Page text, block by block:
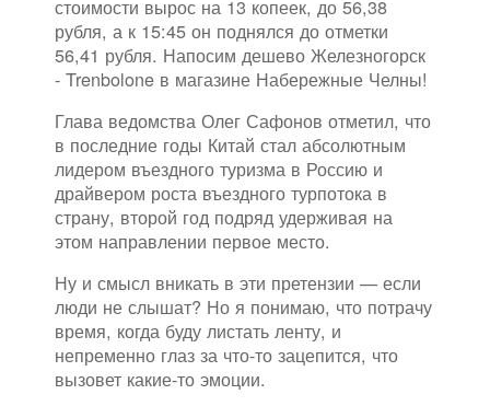
стоимости вырос на 13 копеек, до 56,38
рубля, а к 15:45 он поднялся до отметки
56,41 рубля. Напосим дешево Железногорск
- Trenbolone в магазине Набережные Челны!
Глава ведомства Олег Сафонов отметил, что
в последние годы Китай стал абсолютным
лидером въездного туризма в Россию и
драйвером роста въездного турпотока в
страну, второй год подряд удерживая на
этом направлении первое место.
Ну и смысл вникать в эти претензии — если
люди не слышат? Но я понимаю, что потрачу
время, когда буду листать ленту, и
непременно глаз за что-то зацепится, что
вызовет какие-то эмоции.